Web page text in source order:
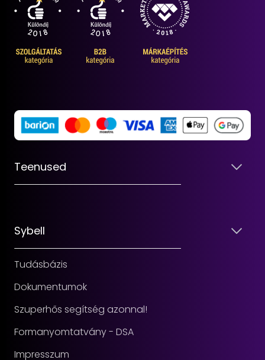
Teenused
Sybell
Tudásbázis
Dokumentumok
Szuperhős segítség azonnal!
Formanyomtatvány - DSA
Impresszum